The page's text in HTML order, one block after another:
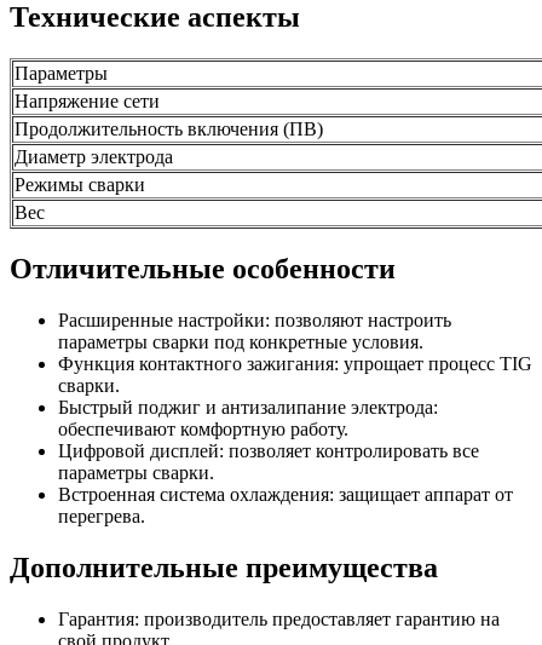
Технические аспекты
Параметры
Напряжение сети
Продолжительность включения (ПВ)
Диаметр электрода
Режимы сварки
Вес
Отличительные особенности
Расширенные настройки: позволяют настроить
параметры сварки под конкретные условия.
Функция контактного зажигания: упрощает процесс TIG
сварки.
Быстрый поджиг и антизалипание электрода:
обеспечивают комфортную работу.
Цифровой дисплей: позволяет контролировать все
параметры сварки.
Встроенная система охлаждения: защищает аппарат от
перегрева.
Дополнительные преимущества
Гарантия: производитель предоставляет гарантию на
свой продукт.